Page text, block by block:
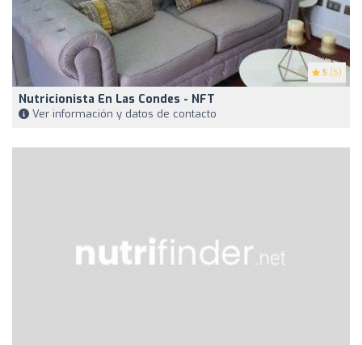
5 (5)
Nutricionista En Las Condes - NFT
Ver información y datos de contacto